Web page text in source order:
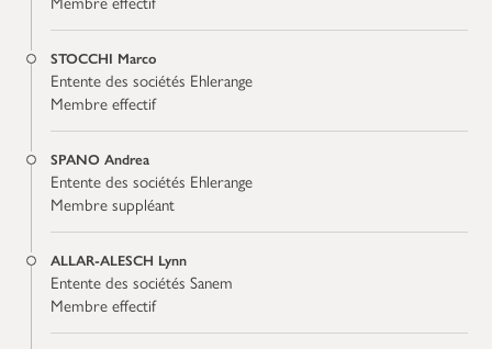
STOCCHI Marco
Entente des sociétés Ehlerange
Membre effectif
SPANO Andrea
Entente des sociétés Ehlerange
Membre suppléant
ALLAR-ALESCH Lynn
Entente des sociétés Sanem
Membre effectif